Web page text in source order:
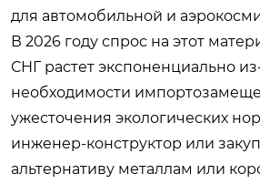
для автомобильной и
В 2026 году спрос на этот
СНГ растет экспоненциально
необходимости
ужесточения экологических
инженер-конструктор или
альтернативу металлам или